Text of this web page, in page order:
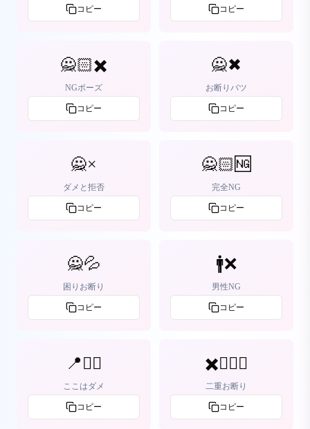
コピー コピー
🙅🏻✖️
NGポーズ
コピー
🙅✖
お断りバツ
コピー
🙅×
ダメと拒否
コピー
🙅🏻🆖
完全NG
コピー
🙅💦
困りお断り
コピー
🚹❌
男性NG
コピー
📍🙅‍♀️
ここはダメ
コピー
✖️🙅🏻‍♀️
二重お断り
コピー